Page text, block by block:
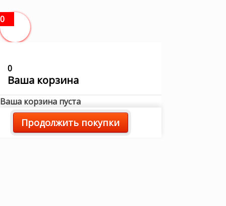
0
0
Ваша корзина
Ваша корзина пуста
Продолжить покупки